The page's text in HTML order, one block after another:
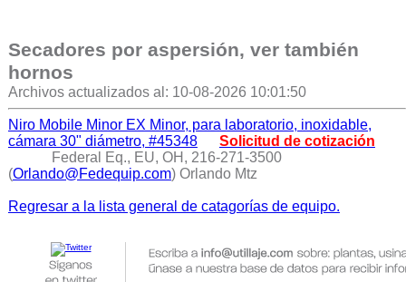
Secadores por aspersión, ver también
hornos
Archivos actualizados al: 10-08-2026 10:01:50
Niro Mobile Minor EX Minor, para laboratorio, inoxidable,
cámara 30" diámetro, #45348
Solicitud de cotización
Federal Eq., EU, OH, 216-271-3500
(Orlando@Fedequip.com) Orlando Mtz
Regresar a la lista general de catagorías de equipo.